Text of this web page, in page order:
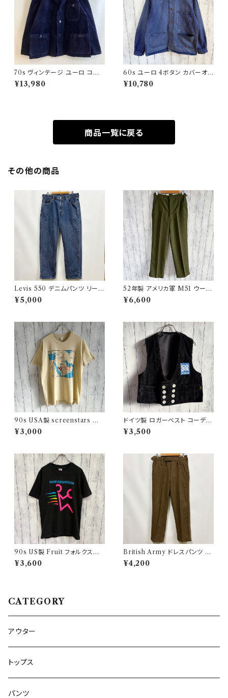
70s ヴィンテージ ユーロ コー
デュロイ セットアップ ビンテー
ジ
¥13,980
60s ユーロ 4ボタン カバーオ
ール ワークジャケット 月桂樹ボ
タン ヴィンテージ
¥10,780
商品一覧に戻る
その他の商品
Levis 550 デニムパンツ リーバ
イス ワイドデニム 3
¥5,000
52年製 アメリカ軍 M51 ウール
パンツ ミリタリーパンツ スラッ
クス ヴィンテージ US ARMY 1
¥6,600
90s USA製 screenstars 湾
岸戦争 シングルステッチTシャ
ツ ヴィンテージTシャツ
¥3,000
ドイツ製 ロガーベスト コーデュ
ロイベスト ワークベスト 黒 ダブ
ルブレスト
¥3,500
90s US製 Fruit フォルクスワ
ーゲン シングルステッチTシャツ
ヴィンテージTシャツ アド 企業
¥3,600
British Army ドレスパンツ イ
ギリス軍 スラックス ミリタリー
パンツ ウールパンツ2
¥4,200
CATEGORY
アウター
トップス
パンツ